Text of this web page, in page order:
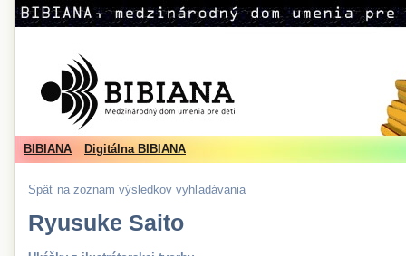
BIBIANA Digitálna BIBIANA
Späť na zoznam výsledkov vyhľadávania
Ryusuke Saito